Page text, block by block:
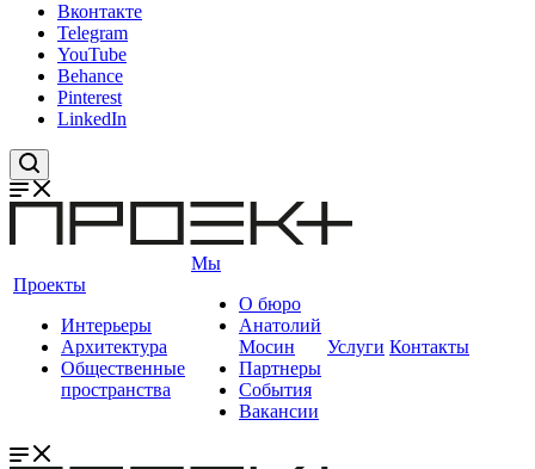
Вконтакте
Telegram
YouTube
Behance
Pinterest
LinkedIn
Проекты
Интерьеры
Архитектура
Общественные
пространства
Мы
О бюро
Анатолий
Мосин
Партнеры
События
Вакансии
Услуги Контакты